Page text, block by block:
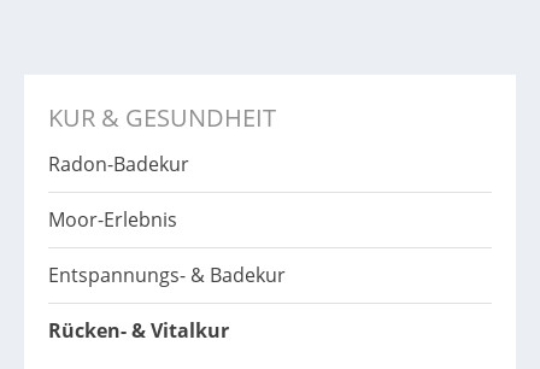
KUR & GESUNDHEIT
Radon-Badekur
Moor-Erlebnis
Entspannungs- & Badekur
Rücken- & Vitalkur